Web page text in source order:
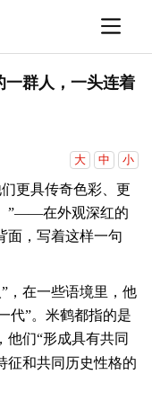
一群人，一头连着
大
中 小
更具传奇色彩、更
”——在外观深红的
，写着这样一句
，在一些语境里，他
代”。米鹤都指的是
他们“形成具有共同
征和共同历史性格的